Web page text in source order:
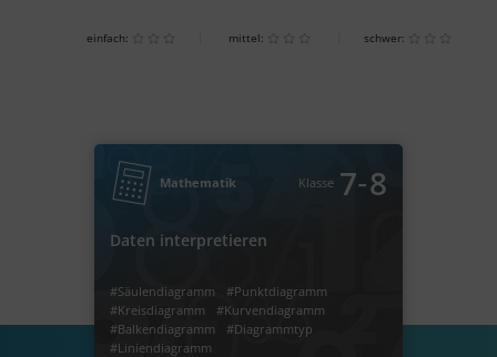
einfach: mittel: schwer:
Mathematik Klasse 7‐8
Daten interpretieren
#Säulendiagramm
#Punktdiagramm
#Kreisdiagramm
#Kurvendiagramm
#Balkendiagramm
#Diagrammtyp
#Liniendiagramm